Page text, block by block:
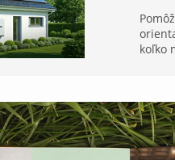
koľko